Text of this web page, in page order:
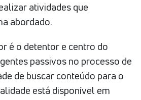
atividades que
abordado.
é o detentor e centro do
passivos no processo de
de buscar conteúdo para o
está disponível em